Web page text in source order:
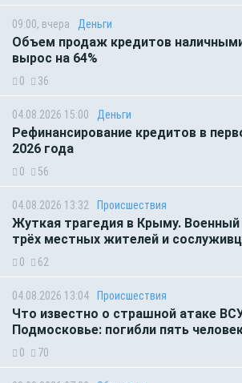
09:00, вчера Деньги
Объем продаж кредитов
вырос на 64%
0 36
04.08.2026 15:00 Деньги
Рефинансирование кредитов в
2026 года
0 56
04.08.2026 13:32 Происшествия
Жуткая трагедия в Крыму. Военный
трёх местных жителей и
0 62
04.08.2026 13:04 Происшествия
Что известно о страшной атаке
Подмосковье: погибли пять
0 70